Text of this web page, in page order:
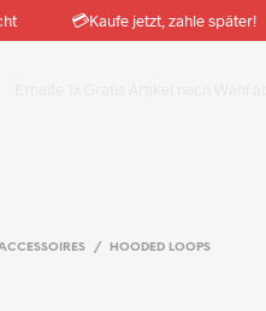
💳Kaufe jetzt, zahle später!
/ HOODED LOOPS